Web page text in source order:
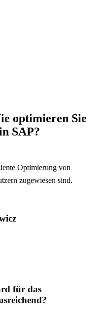
optimieren Sie
SAP?
Optimierung von
zugewiesen sind.
für das